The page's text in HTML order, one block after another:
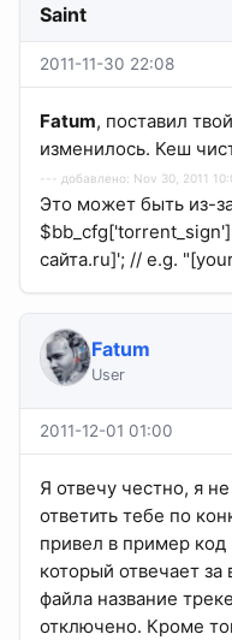
Saint
2011-11-30 22:08
Fatum, поставил
изменилось. Кеш
--- добавлено: Nov 30, 2011
Это может быть из-
сайта.ru]'; // e.g.
Fatum
User
2011-12-01 01:00
Я отвечу честно, я
ответить тебе по
привел в пример код
который отвечает за
файла название
отключено. Кроме